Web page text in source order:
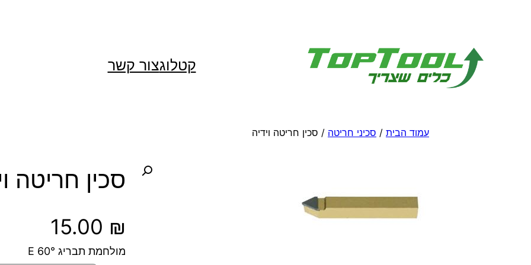
קטלוגצור קשר
עמוד הבית / סכיני חריטה / סכין חריטה וידיה
סכין חריטה
15.00 ₪
מולחמת תבריג 60° E